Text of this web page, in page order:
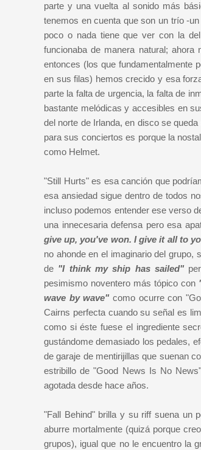
parte y una vuelta al sonido más
tenemos en cuenta que son un trío -
poco o nada tiene que ver con la
funcionaba de manera natural;
entonces (los que fundamentalmente
en sus filas) hemos crecido y esa
parte la falta de urgencia, la falta de
bastante melódicas y accesibles en
del norte de Irlanda, en disco se
para sus conciertos es porque la
como Helmet.
"Still Hurts" es esa canción que
esa ansiedad sigue dentro de todos
incluso podemos entender ese verso
una innecesaria defensa pero esa
give up, you've won. I give it all to
no ahonde en el imaginario del
de "I think my ship has sailed"
pesimismo noventero más tópico con
wave by wave" como ocurre con
Cairns perfecta cuando su señal es
como si éste fuese el ingrediente
gustándome demasiado los pedales,
de garaje de mentirijillas que suenan
estribillo de "Good News Is No
agotada desde hace años.
"Fall Behind" brilla y su riff suena un
aburre mortalmente (quizá porque
grupos), igual que no le encuentro la